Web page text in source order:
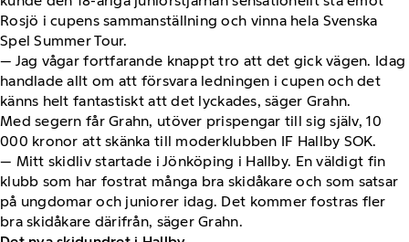
Rosjö i cupens sammanställning och vinna hela Svenska
Spel Summer Tour.
— Jag vågar fortfarande knappt tro att det gick vägen. Idag
handlade allt om att försvara ledningen i cupen och det
känns helt fantastiskt att det lyckades, säger Grahn.
Med segern får Grahn, utöver prispengar till sig själv, 10
000 kronor att skänka till moderklubben IF Hallby SOK.
— Mitt skidliv startade i Jönköping i Hallby. En väldigt fin
klubb som har fostrat många bra skidåkare och som satsar
på ungdomar och juniorer idag. Det kommer fostras fler
bra skidåkare därifrån, säger Grahn.